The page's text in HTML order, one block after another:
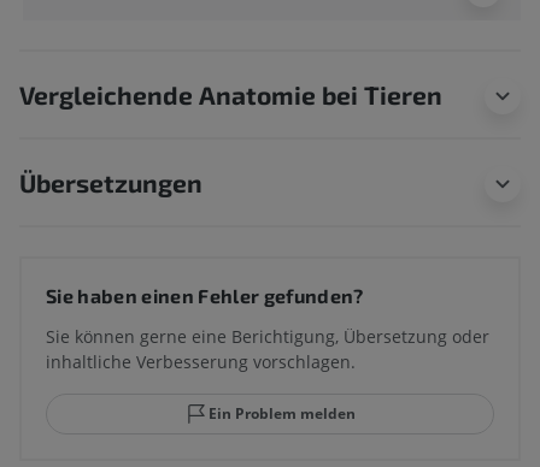
Vergleichende Anatomie bei Tieren
Übersetzungen
Sie haben einen Fehler gefunden?
Sie können gerne eine Berichtigung, Übersetzung oder
inhaltliche Verbesserung vorschlagen.
Ein Problem melden